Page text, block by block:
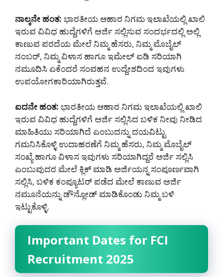
ನಾಲ್ಕನೇ ಹಂತ: ಭಾರತೀಯ ಆಹಾರ ನಿಗಮ ಇಲಾಖೆಯಲ್ಲಿ ಖಾಲಿ
ಇರುವ ವಿವಿಧ ಹುದ್ದೆಗಳಿಗೆ ಅರ್ಜಿ ಸಲ್ಲಿಸುವ ಸಂದರ್ಭದಲ್ಲಿ ಅಲ್ಲಿ
ಕಾಣುವ ಪರದೆಯ ಮೇಲೆ ನಿಮ್ಮ ಹೆಸರು, ನಿಮ್ಮ ಮೊಬೈಲ್
ನಂಬರ್, ನಿಮ್ಮ ವಿಳಾಸ ಹಾಗೂ ಇಮೇಲ್ ಐಡಿ ಸರಿಯಾಗಿ
ನಮೂದಿಸಿ ಏಕೆಂದರೆ ಸಂವಹನ ಉದ್ದೇಶದಿಂದ ಇವುಗಳು
ಉಪಯೋಗಕಾರಿಯಾಗಿರುತ್ತವೆ.
ಐದನೇ ಹಂತ: ಭಾರತೀಯ ಆಹಾರ ನಿಗಮ ಇಲಾಖೆಯಲ್ಲಿ ಖಾಲಿ
ಇರುವ ವಿವಿಧ ಹುದ್ದೆಗಳಿಗೆ ಅರ್ಜಿ ಸಲ್ಲಿಸಿದ ಬಳಿಕ ನೀವು ನೀಡಿದ
ಮಾಹಿತಿಯು ಸರಿಯಾಗಿದೆ ಎಂಬುದನ್ನು ದಯವಿಟ್ಟು
ಗಮನಿಸಿಕೊಳ್ಳಿ ಉದಾಹರಣೆಗೆ ನಿಮ್ಮ ಹೆಸರು, ನಿಮ್ಮ ಮೊಬೈಲ್
ಸಂಖ್ಯೆ ಹಾಗೂ ವಿಳಾಸ ಇವುಗಳು ಸರಿಯಾಗಿದ್ದರೆ ಅರ್ಜಿ ಸಲ್ಲಿಸಿ
ಎಂಬುವುದರ ಮೇಲೆ ಕ್ಲಿಕ್ ಮಾಡಿ ಅರ್ಜಿಯನ್ನ ಸಂಪೂರ್ಣವಾಗಿ
ಸಲ್ಲಿಸಿ, ಬಳಿಕ ಕಂಪ್ಯೂಟರ್ ಪಡೆದ ಮೇಲೆ ಕಾಣುವ ಅರ್ಜಿ
ನಮೂನೆಯನ್ನು ಡೌನ್ಲೋಡ್ ಮಾಡಿಕೊಂಡು ನಿಮ್ಮ ಬಳಿ
ಇಟ್ಟುಕೊಳ್ಳಿ.
Important Dates for FCI
Recruitment 2025